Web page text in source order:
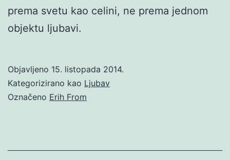
prema svetu kao celini, ne prema jednom
objektu ljubavi.
Objavljeno 15. listopada 2014.
Kategorizirano kao Ljubav
Označeno Erih From